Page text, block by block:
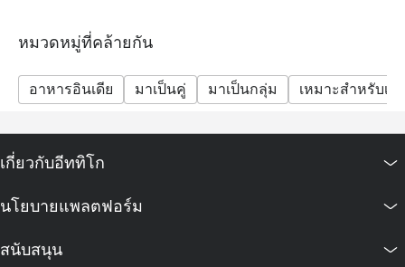
หมวดหมู่ที่คล้ายกัน
อาหารอินเดีย มาเป็นคู่ มาเป็นกลุ่ม เหมาะสำหรับเด็
เกี่ยวกับอีททิโก
นโยบายแพลตฟอร์ม
สนับสนุน